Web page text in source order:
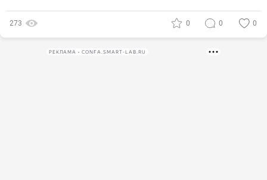
273 0 0 0
РЕКЛАМА • CONFA.SMART-LAB.RU